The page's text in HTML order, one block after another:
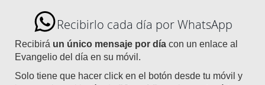
Recibirlo cada día por WhatsApp
Recibirá un único mensaje por día con un enlace al
Evangelio del día en su móvil.
Solo tiene que hacer click en el botón desde tu móvil y